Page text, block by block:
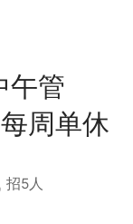
午管
周单休
招5人